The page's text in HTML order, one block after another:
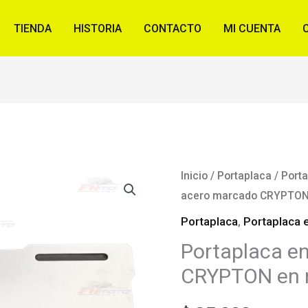
TIENDA HISTORIA CONTACTO MI CUENTA
Inicio/ Portaplaca /
acero marcado
Portaplaca, Portaplaca
Portaplaca
CRYPTON